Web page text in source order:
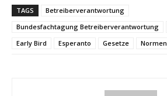
TAGS
Betreiberverantwortung
Bundesfachtagung Betreiberverantwortung
Early Bird
Esperanto Gesetze Normen